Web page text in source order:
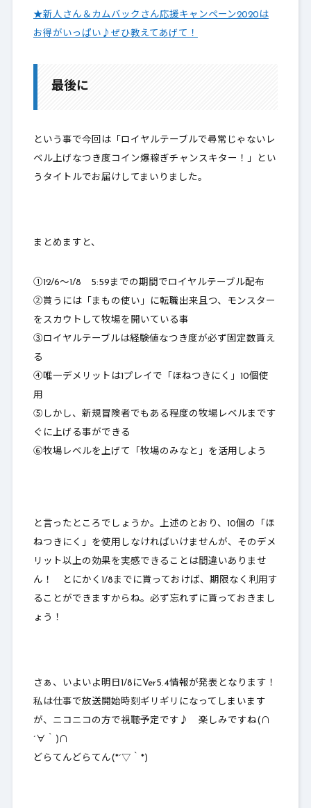
★新人さん＆カムバックさん応援キャンペーン2020は
お得がいっぱい♪ぜひ教えてあげて！
最後に
という事で今回は「ロイヤルテーブルで尋常じゃないレ
ベル上げなつき度コイン爆稼ぎチャンスキター！」とい
うタイトルでお届けしてまいりました。
まとめますと、
①12/6～1/8 5:59までの期間でロイヤルテーブル配布
②貰うには「まもの使い」に転職出来且つ、モンスター
をスカウトして牧場を開いている事
③ロイヤルテーブルは経験値なつき度が必ず固定数貰え
る
④唯一デメリットは1プレイで「ほねつきにく」10個使
用
⑤しかし、新規冒険者でもある程度の牧場レベルまです
ぐに上げる事ができる
⑥牧場レベルを上げて「牧場のみなと」を活用しよう
と言ったところでしょうか。上述のとおり、10個の「ほ
ねつきにく」を使用しなければいけませんが、その デメ
リット以上の効果を実感できることは間違いありませ
ん ！ とにかく1/8までに貰っておけば、期限なく利用す
ることができますからね。必ず忘れずに貰っておきまし
ょう！
さぁ、いよいよ明日1/8にVer5.4情報が発表となります！
私は仕事で放送開始時刻ギリギリになってしまいます
が、ニコニコの方で視聴予定です♪ 楽しみですね(∩
´∀｀)∩
どらてんどらてん(*´▽｀*)